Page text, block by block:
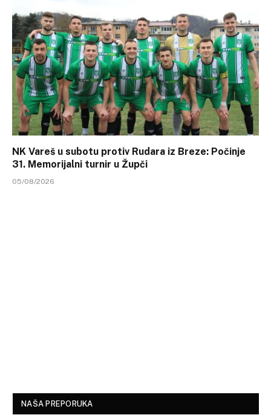
NK Vareš u subotu protiv Rudara iz Breze: Počinje
31. Memorijalni turnir u Župči
05/08/2026
NAŠA PREPORUKA